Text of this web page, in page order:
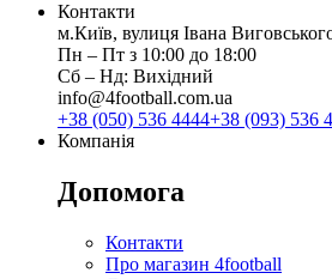
Контакти
м.Київ, вулиця Івана
Пн ‒ Пт з 10:00 до 18:00
Сб ‒ Нд: Вихідний
info@4football.com.ua
+38 (050) 536 4444+38 (093) 536
Компанія
Допомога
Контакти
Про магазин 4football